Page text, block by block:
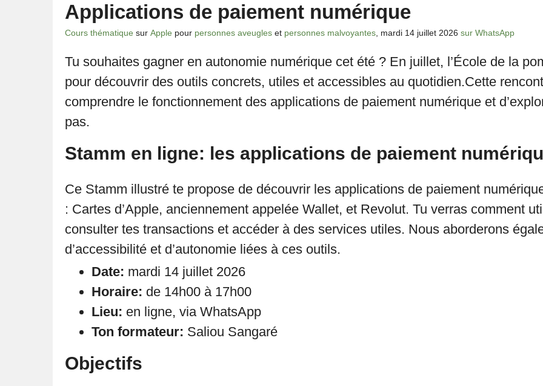
Applications de paiement numérique
Cours thématique sur Apple pour personnes aveugles et personnes malvoyantes , mardi 14 juillet 2026 sur WhatsApp
Tu souhaites gagner en autonomie numérique cet été ? En juillet, l’École de la
pour découvrir des outils concrets, utiles et accessibles au quotidien.Cette
comprendre le fonctionnement des applications de paiement numérique et
pas.
Stamm en ligne: les applications de paiement
Ce Stamm illustré te propose de découvrir les applications de paiement
: Cartes d’Apple, anciennement appelée Wallet, et Revolut. Tu verras comment
consulter tes transactions et accéder à des services utiles. Nous aborderons
d’accessibilité et d’autonomie liées à ces outils.
Date: mardi 14 juillet 2026
Horaire: de 14h00 à 17h00
Lieu: en ligne, via WhatsApp
Ton formateur: Saliou Sangaré
Objectifs